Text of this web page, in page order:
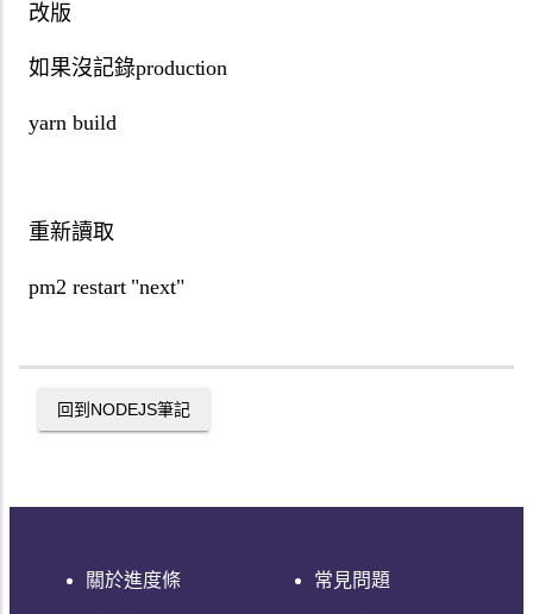
改版
如果沒記錄production
yarn build
重新讀取
pm2 restart "next"
回到 NODEJS筆記
關於進度條 常見問題